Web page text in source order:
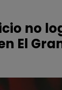
no
El